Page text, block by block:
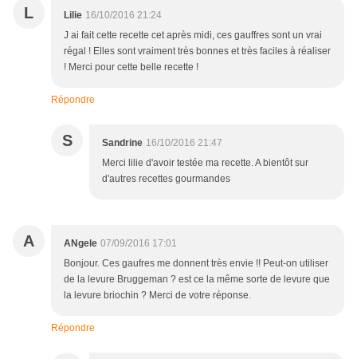
L Lilie 16/10/2016 21:24
J ai fait cette recette cet après midi, ces gauffres sont un vrai
régal ! Elles sont vraiment très bonnes et très faciles à réaliser
! Merci pour cette belle recette !
Répondre
S Sandrine 16/10/2016 21:47
Merci lilie d'avoir testée ma recette. A bientôt sur
d'autres recettes gourmandes
A ANgele 07/09/2016 17:01
Bonjour. Ces gaufres me donnent très envie !! Peut-on utiliser
de la levure Bruggeman ? est ce la même sorte de levure que
la levure briochin ? Merci de votre réponse.
Répondre